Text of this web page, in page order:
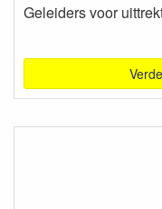
Geleiders voor